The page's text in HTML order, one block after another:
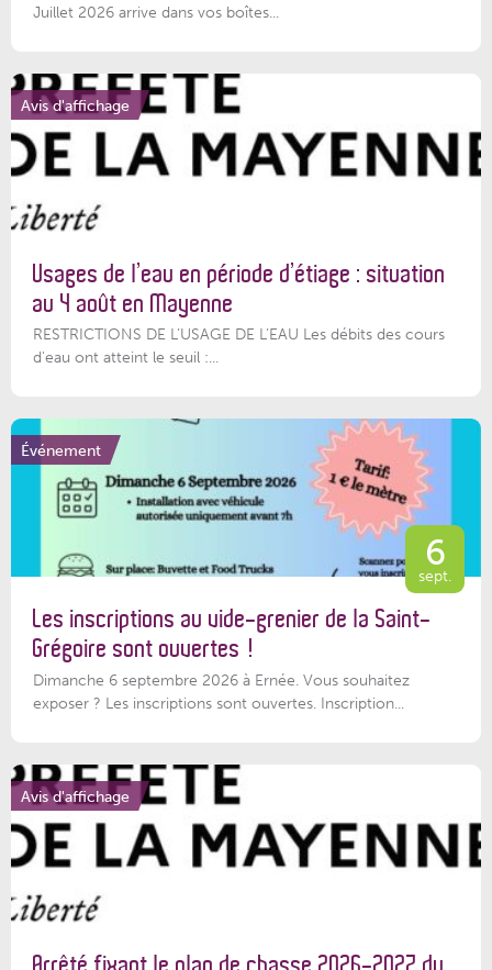
Juillet 2026 arrive dans vos boîtes...
Avis d'affichage
Usages de l’eau en période d’étiage : situation
au 4 août en Mayenne
RESTRICTIONS DE L’USAGE DE L’EAU Les débits des cours
d'eau ont atteint le seuil :...
Événement
6
sept.
Les inscriptions au vide-grenier de la Saint-
Grégoire sont ouvertes !
Dimanche 6 septembre 2026 à Ernée. Vous souhaitez
exposer ? Les inscriptions sont ouvertes. Inscription...
Avis d'affichage